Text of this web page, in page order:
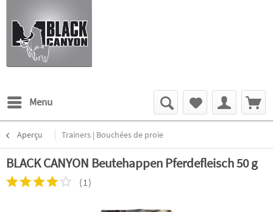
Menu
Aperçu Trainers | Bouchées de proie
BLACK CANYON Beutehappen Pferdefleisch 50 g
(1)